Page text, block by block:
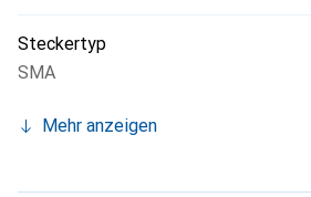
Steckertyp
SMA
Mehr anzeigen